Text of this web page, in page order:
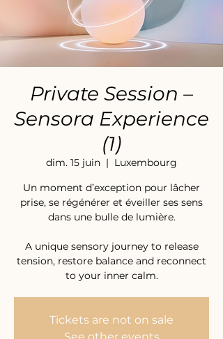
Private Session –
Sensora Experience
(1)
dim. 15 juin
  |
Luxembourg
Un moment d’exception pour lâcher
prise, se régénérer et éveiller ses sens
dans une bulle de lumière.
A unique sensory journey to release
tension, restore balance and reconnect
to your inner calm.
Tickets are not on sale
See other events